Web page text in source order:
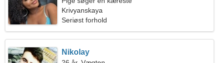
Krivyanskaya
Seriøst forhold
Nikolay